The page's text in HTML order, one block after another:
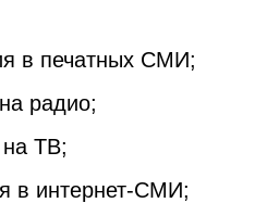
в печатных СМИ;
радио;
ТВ;
в интернет-СМИ;